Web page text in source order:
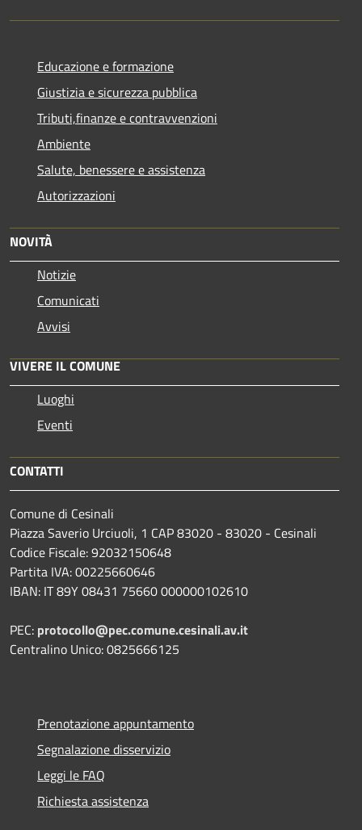
Educazione e formazione
Giustizia e sicurezza pubblica
Tributi,finanze e contravvenzioni
Ambiente
Salute, benessere e assistenza
Autorizzazioni
NOVITÀ
Notizie
Comunicati
Avvisi
VIVERE IL COMUNE
Luoghi
Eventi
CONTATTI
Comune di Cesinali
Piazza Saverio Urciuoli, 1 CAP 83020 - 83020 - Cesinali
Codice Fiscale: 92032150648
Partita IVA: 00225660646
IBAN: IT 89Y 08431 75660 000000102610
PEC: protocollo@pec.comune.cesinali.av.it
Centralino Unico: 0825666125
Prenotazione appuntamento
Segnalazione disservizio
Leggi le FAQ
Richiesta assistenza